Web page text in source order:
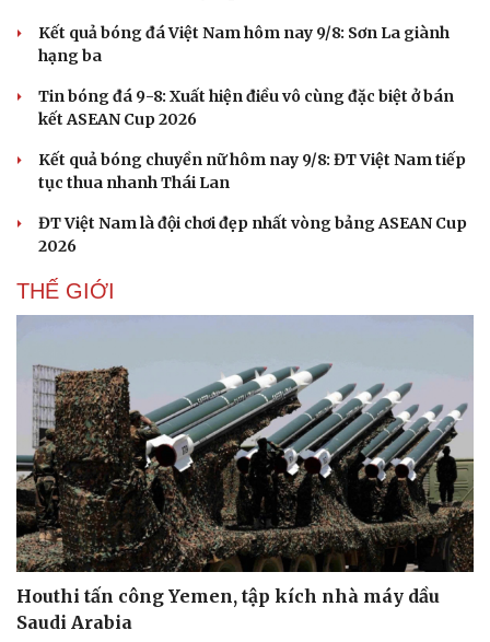
Kết quả bóng đá Việt Nam hôm nay 9/8: Sơn La giành
hạng ba
Tin bóng đá 9-8: Xuất hiện điều vô cùng đặc biệt ở bán
kết ASEAN Cup 2026
Kết quả bóng chuyền nữ hôm nay 9/8: ĐT Việt Nam tiếp
tục thua nhanh Thái Lan
ĐT Việt Nam là đội chơi đẹp nhất vòng bảng ASEAN Cup
2026
THẾ GIỚI
Houthi tấn công Yemen, tập kích nhà máy dầu
Saudi Arabia